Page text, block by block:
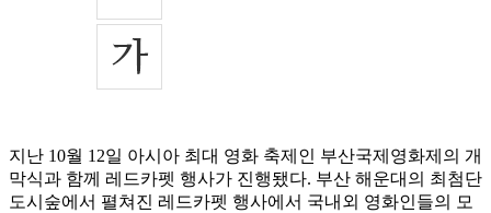
지난 10월 12일 아시아 최대 영화 축제인 부산국제영화제의 개
막식과 함께 레드카펫 행사가 진행됐다. 부산 해운대의 최첨단
도시숲에서 펼쳐진 레드카펫 행사에서 국내외 영화인들의 모